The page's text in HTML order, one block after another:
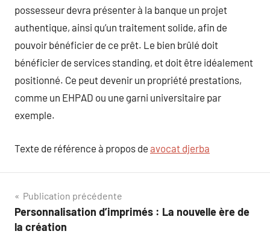
possesseur devra présenter à la banque un projet
authentique, ainsi qu’un traitement solide, afin de
pouvoir bénéficier de ce prêt. Le bien brûlé doit
bénéficier de services standing, et doit être idéalement
positionné. Ce peut devenir un propriété prestations,
comme un EHPAD ou une garni universitaire par
exemple.
Texte de référence à propos de avocat djerba
Navigation
de
Publication précédente
Personnalisation d’imprimés : La nouvelle ère de
la création